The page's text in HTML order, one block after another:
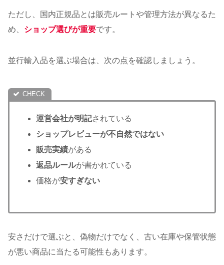
ただし、国内正規品とは販売ルートや管理方法が異なるた
め、 ショップ選びが重要です。
並行輸入品を選ぶ場合は、次の点を確認しましょう。
運営会社が明記されている
ショップレビューが不自然ではない
販売実績がある
返品ルールが書かれている
価格が安すぎない
安さだけで選ぶと、偽物だけでなく、古い在庫や保管状態
が悪い商品に当たる可能性もあります。